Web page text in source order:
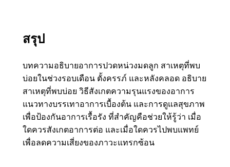
สรุป
บทความอธิบายอาการปวดหน่วงมดลูก สาเหตุที่พบ
บ่อยในช่วงรอบเดือน ตั้งครรภ์ และหลังคลอด อธิบาย
สาเหตุที่พบบ่อย วิธีสังเกตความรุนแรงของอาการ
แนวทางบรรเทาอาการเบื้องต้น และการดูแลสุขภาพ
เพื่อป้องกันอาการเรื้อรัง ที่สำคัญคือช่วยให้รู้ว่า เมื่อ
ใดควรสังเกตอาการต่อ และเมื่อใดควรไปพบแพทย์
เพื่อลดความเสี่ยงของภาวะแทรกซ้อน